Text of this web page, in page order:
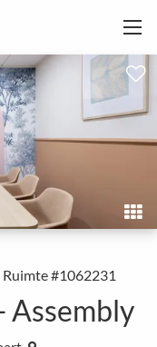
Ruimte #1062231
Assembly